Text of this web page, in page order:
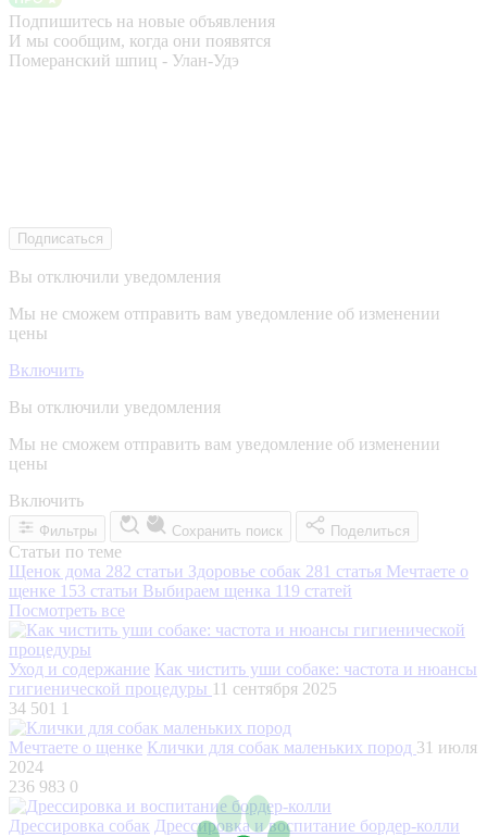
Подпишитесь на новые объявления
И мы сообщим, когда они появятся
Померанский шпиц - Улан-Удэ
Подписаться
Вы отключили уведомления
Мы не сможем отправить вам уведомление об изменении
цены
Включить
Вы отключили уведомления
Мы не сможем отправить вам уведомление об изменении
цены
Включить
Фильтры Сохранить поиск Поделиться
Статьи по теме
Щенок дома 282 статьи Здоровье собак 281 статья Мечтаете о
щенке 153 статьи Выбираем щенка 119 статей
Посмотреть все
Уход и содержание Как чистить уши собаке: частота и нюансы
гигиенической процедуры 11 сентября 2025
34 501 1
Мечтаете о щенке Клички для собак маленьких пород 31 июля
2024
236 983 0
Дрессировка собак Дрессировка и воспитание бордер-колли